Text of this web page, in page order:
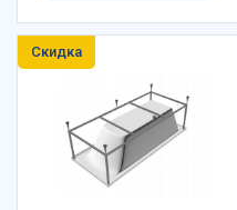
Скидка